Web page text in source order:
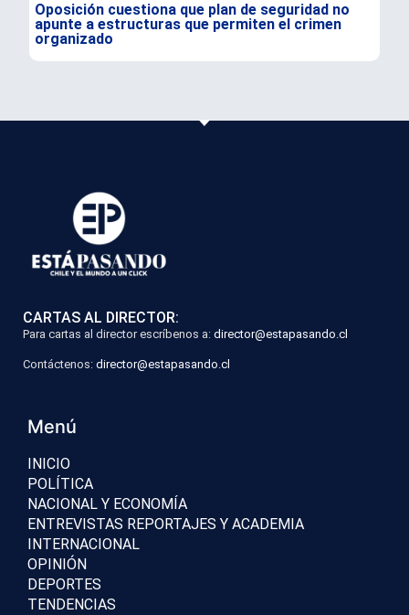
Oposición cuestiona que plan de seguridad no
apunte a estructuras que permiten el crimen
organizado
CARTAS AL DIRECTOR:
Para cartas al director escríbenos a: director@estapasando.cl
Contáctenos: director@estapasando.cl
Menú
INICIO
POLÍTICA
NACIONAL Y ECONOMÍA
ENTREVISTAS REPORTAJES Y ACADEMIA
INTERNACIONAL
OPINIÓN
DEPORTES
TENDENCIAS